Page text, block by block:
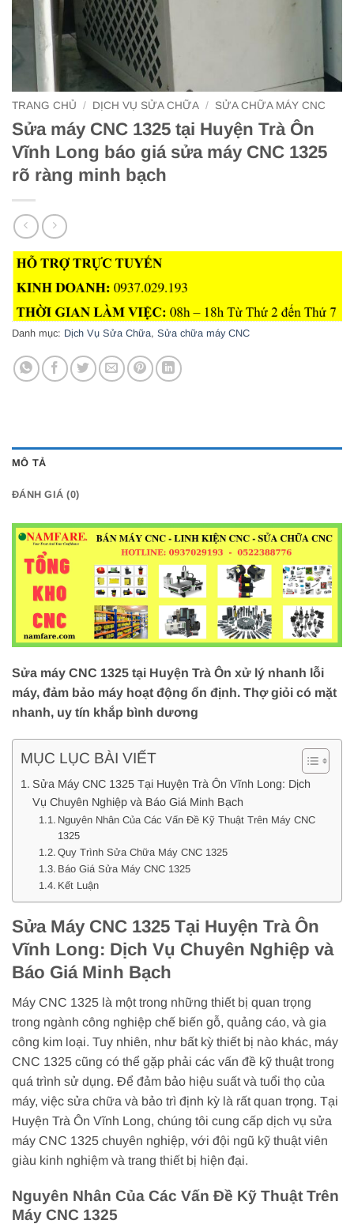
TRANG CHỦ / DỊCH VỤ SỬA CHỮA / SỬA CHỮA MÁY CNC
Sửa máy CNC 1325 tại Huyện Trà Ôn
Vĩnh Long báo giá sửa máy CNC 1325
rõ ràng minh bạch
Danh mục: Dịch Vụ Sửa Chữa, Sửa chữa máy CNC
MÔ TẢ
ĐÁNH GIÁ (0)
Sửa máy CNC 1325 tại Huyện Trà Ôn xử lý nhanh lỗi
máy, đảm bảo máy hoạt động ổn định. Thợ giỏi có mặt
nhanh, uy tín khắp bình dương
MỤC LỤC BÀI VIẾT
Sửa Máy CNC 1325 Tại Huyện Trà Ôn Vĩnh Long: Dịch
Vụ Chuyên Nghiệp và Báo Giá Minh Bạch
Nguyên Nhân Của Các Vấn Đề Kỹ Thuật Trên Máy CNC
1325
Quy Trình Sửa Chữa Máy CNC 1325
Báo Giá Sửa Máy CNC 1325
Kết Luận
Sửa Máy CNC 1325 Tại Huyện Trà Ôn
Vĩnh Long: Dịch Vụ Chuyên Nghiệp và
Báo Giá Minh Bạch
Máy CNC 1325 là một trong những thiết bị quan trọng
trong ngành công nghiệp chế biến gỗ, quảng cáo, và gia
công kim loại. Tuy nhiên, như bất kỳ thiết bị nào khác, máy
CNC 1325 cũng có thể gặp phải các vấn đề kỹ thuật trong
quá trình sử dụng. Để đảm bảo hiệu suất và tuổi thọ của
máy, việc sửa chữa và bảo trì định kỳ là rất quan trọng. Tại
Huyện Trà Ôn Vĩnh Long, chúng tôi cung cấp dịch vụ sửa
máy CNC 1325 chuyên nghiệp, với đội ngũ kỹ thuật viên
giàu kinh nghiệm và trang thiết bị hiện đại.
Nguyên Nhân Của Các Vấn Đề Kỹ Thuật Trên
Máy CNC 1325